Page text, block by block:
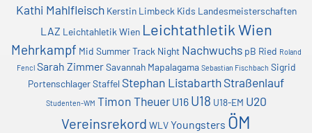
Kathi Mahlfleisch Kerstin Limbeck Kids Landesmeisterschaften
LAZ Leichtahletik Wien Leichtathletik Wien
Mehrkampf Mid Summer Track Night Nachwuchs pB Ried Roland
Fencl Sarah Zimmer Savannah Mapalagama Sebastian Fischbach Sigrid
PortenschlagerStaffel Stephan ListabarthStraßenlauf
Studenten-WM Timon Theuer U16 U18 U18-EM U20
Vereinsrekord WLVYoungsters ÖM